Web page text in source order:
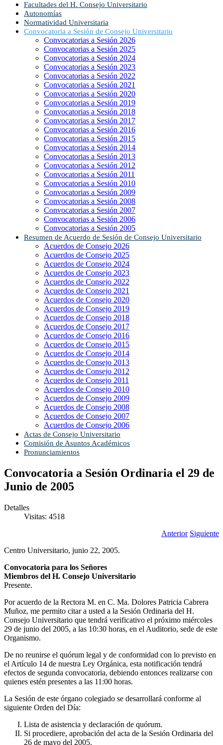
Facultades del H. Consejo Universitario
Autonomías
Normatividad Universitaria
Convocatoria a Sesión de Consejo Universitario
Convocatorias a Sesión 2026
Convocatorias a Sesión 2025
Convocatorias a Sesión 2024
Convocatorias a Sesión 2023
Convocatorias a Sesión 2022
Convocatorias a Sesión 2021
Convocatorias a Sesión 2020
Convocatorias a Sesión 2019
Convocatorias a Sesión 2018
Convocatorias a Sesión 2017
Convocatorias a Sesión 2016
Convocatorias a Sesión 2015
Convocatorias a Sesión 2014
Convocatorias a Sesión 2013
Convocatorias a Sesión 2012
Convocatorias a Sesión 2011
Convocatorias a Sesión 2010
Convocatorias a Sesión 2009
Convocatorias a Sesión 2008
Convocatorias a Sesión 2007
Convocatorias a Sesión 2006
Convocatorias a Sesión 2005
Resumen de Acuerdo de Sesión de Consejo Universitario
Acuerdos de Consejo 2026
Acuerdos de Consejo 2025
Acuerdos de Consejo 2024
Acuerdos de Consejo 2023
Acuerdos de Consejo 2022
Acuerdos de Consejo 2021
Acuerdos de Consejo 2020
Acuerdos de Consejo 2019
Acuerdos de Consejo 2018
Acuerdos de Consejo 2017
Acuerdos de Consejo 2016
Acuerdos de Consejo 2015
Acuerdos de Consejo 2014
Acuerdos de Consejo 2013
Acuerdos de Consejo 2012
Acuerdos de Consejo 2011
Acuerdos de Consejo 2010
Acuerdos de Consejo 2009
Acuerdos de Consejo 2008
Acuerdos de Consejo 2007
Acuerdos de Consejo 2006
Actas de Consejo Universitario
Comisión de Asuntos Académicos
Pronunciamientos
Convocatoria a Sesión Ordinaria el 29 de
Junio de 2005
Detalles
Visitas: 4518
Anterior Siguiente
Centro Universitario, junio 22, 2005.
Convocatoria para los Señores
Miembros del H. Consejo Universitario
Presente.
Por acuerdo de la Rectora M. en C. Ma. Dolores Patricia Cabrera
Muñoz, me permito citar a usted a la Sesión Ordinaria del H.
Consejo Universitario que tendrá verificativo el próximo miércoles
29 de junio del 2005, a las 10:30 horas, en el Auditorio, sede de este
Organismo.
De no reunirse el quórum legal y de conformidad con lo previsto en
el Artículo 14 de nuestra Ley Orgánica, esta notificación tendrá
efectos de segunda convocatoria, debiendo entonces realizarse con
quienes estén presentes a las 11:00 horas.
La Sesión de este órgano colegiado se desarrollará conforme al
siguiente Orden del Día:
Lista de asistencia y declaración de quórum.
Si procediere, aprobación del acta de la Sesión Ordinaria del
26 de mayo del 2005.